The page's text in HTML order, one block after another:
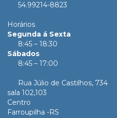
54.99214-8823
Horários
Segunda á Sexta
8:45 – 18:30
Sábados
8:45 – 17:00
Rua Júlio de Castilhos, 734
sala 102,103
Centro
Farroupilha -RS